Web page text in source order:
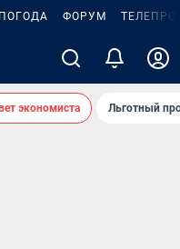
ПОГОДА ФОРУМ
экономиста Льготный